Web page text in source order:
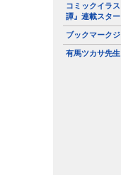
コミックイラ
譚』連載スター
ブックマーク
有馬ツカサ先